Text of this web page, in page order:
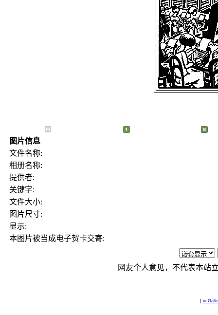
图片信息
文件名称:
相册名称:
提供者:
关键字:
文件大小:
图片尺寸:
显示:
本图片被当成电子贺卡交寄:
网友个人意见，不代表本站
[